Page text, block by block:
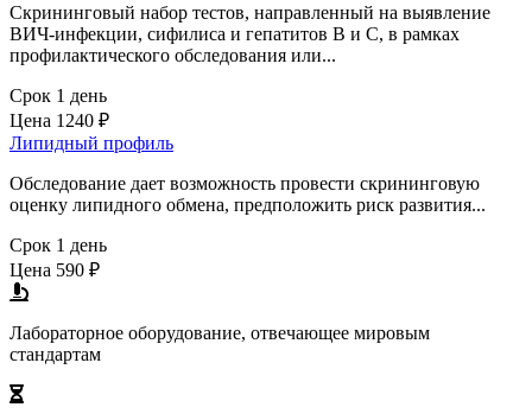
Скрининговый набор тестов, направленный на выявление
ВИЧ-инфекции, сифилиса и гепатитов В и С, в рамках
профилактического обследования или...
Срок 1 день
Цена 1240 ₽
Липидный профиль
Обследование дает возможность провести скрининговую
оценку липидного обмена, предположить риск развития...
Срок 1 день
Цена 590 ₽
Лабораторное оборудование, отвечающее мировым
стандартам